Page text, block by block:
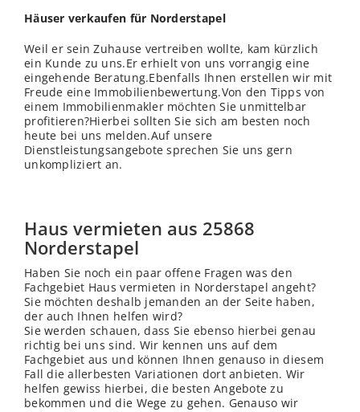
Häuser verkaufen für Norderstapel
Weil er sein Zuhause vertreiben wollte, kam kürzlich
ein Kunde zu uns.Er erhielt von uns vorrangig eine
eingehende Beratung.Ebenfalls Ihnen erstellen wir mit
Freude eine Immobilienbewertung.Von den Tipps von
einem Immobilienmakler möchten Sie unmittelbar
profitieren?Hierbei sollten Sie sich am besten noch
heute bei uns melden.Auf unsere
Dienstleistungsangebote sprechen Sie uns gern
unkompliziert an.
Haus vermieten aus 25868
Norderstapel
Haben Sie noch ein paar offene Fragen was den
Fachgebiet Haus vermieten in Norderstapel angeht?
Sie möchten deshalb jemanden an der Seite haben,
der auch Ihnen helfen wird?
Sie werden schauen, dass Sie ebenso hierbei genau
richtig bei uns sind. Wir kennen uns auf dem
Fachgebiet aus und können Ihnen genauso in diesem
Fall die allerbesten Variationen dort anbieten. Wir
helfen gewiss hierbei, die besten Angebote zu
bekommen und die Wege zu gehen. Genauso wir